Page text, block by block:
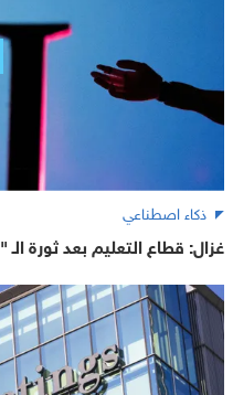
ذكاء اصطناعي
غزال: قطاع التعليم بعد ثورة الـ "AI" لم يعد كما كان قبلها